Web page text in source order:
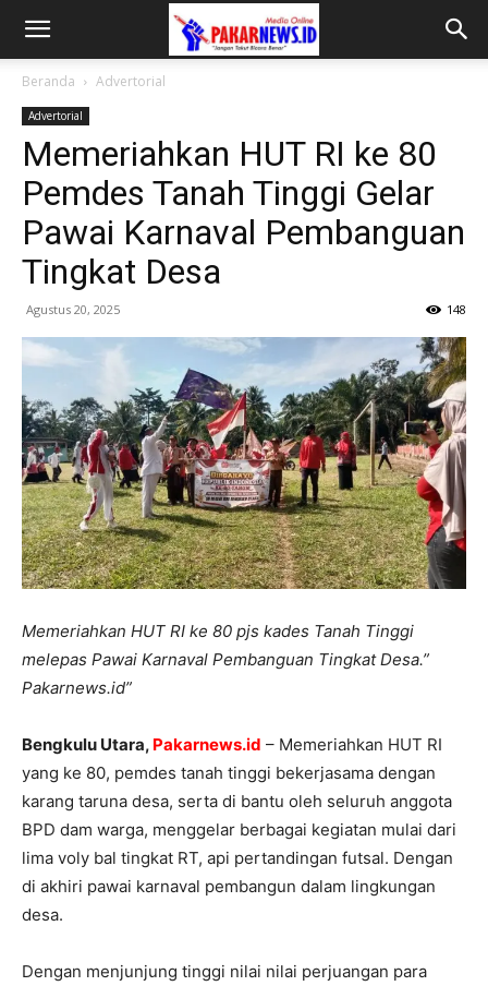
Beranda Advertorial
Advertorial
Memeriahkan HUT RI ke 80
Pemdes Tanah Tinggi Gelar
Pawai Karnaval Pembanguan
Tingkat Desa
Agustus 20, 2025 148
Memeriahkan HUT RI ke 80 pjs kades Tanah Tinggi
melepas Pawai Karnaval Pembanguan Tingkat Desa.”
Pakarnews.id”
Bengkulu Utara, Pakarnews.id – Memeriahkan HUT RI
yang ke 80, pemdes tanah tinggi bekerjasama dengan
karang taruna desa, serta di bantu oleh seluruh anggota
BPD dam warga, menggelar berbagai kegiatan mulai dari
lima voly bal tingkat RT, api pertandingan futsal. Dengan
di akhiri pawai karnaval pembangun dalam lingkungan
desa.
Dengan menjunjung tinggi nilai nilai perjuangan para